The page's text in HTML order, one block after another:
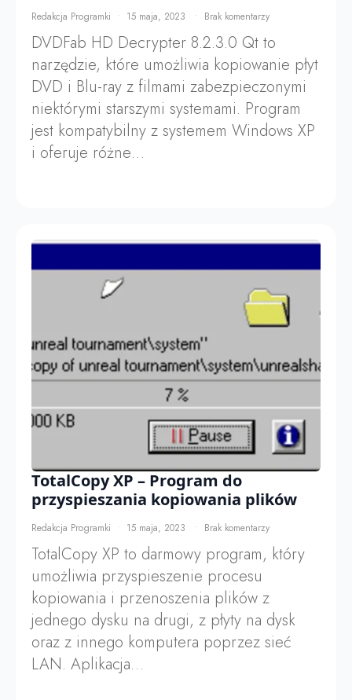
Redakcja Programki 15 maja, 2023 Brak komentarzy
DVDFab HD Decrypter 8.2.3.0 Qt to
narzędzie, które umożliwia kopiowanie płyt
DVD i Blu-ray z filmami zabezpieczonymi
niektórymi starszymi systemami. Program
jest kompatybilny z systemem Windows XP
i oferuje różne…
TotalCopy XP – Program do
przyspieszania kopiowania plików
Redakcja Programki 15 maja, 2023 Brak komentarzy
TotalCopy XP to darmowy program, który
umożliwia przyspieszenie procesu
kopiowania i przenoszenia plików z
jednego dysku na drugi, z płyty na dysk
oraz z innego komputera poprzez sieć
LAN. Aplikacja…